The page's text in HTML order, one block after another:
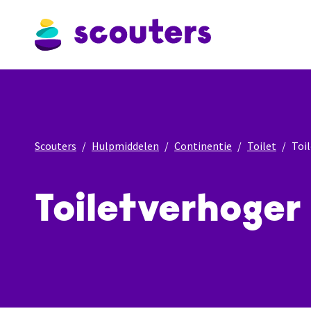
Scouters Hulpmiddelen Continentie Toilet
Toiletverhoger